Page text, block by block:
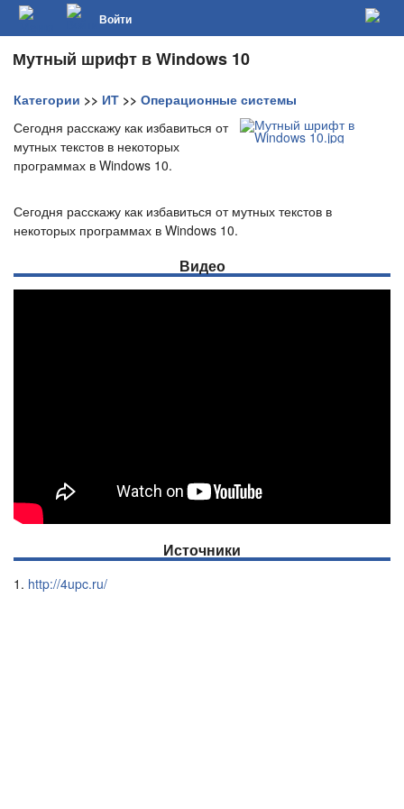
Войти
Мутный шрифт в Windows 10
Категории >> ИТ >> Операционные системы
Сегодня расскажу как избавиться от
мутных текстов в некоторых
программах в Windows 10.
Сегодня расскажу как избавиться от мутных текстов в
некоторых программах в Windows 10.
Видео
Источники
http://4upc.ru/